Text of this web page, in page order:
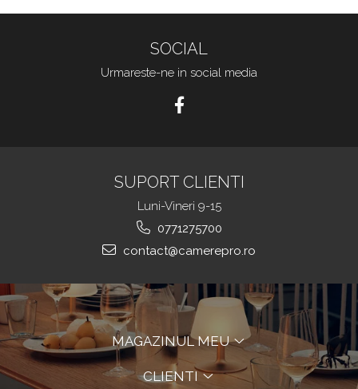
SOCIAL
Urmareste-ne in social media
SUPORT CLIENTI
Luni-Vineri 9-15
0771275700
contact@camerepro.ro
MAGAZINUL MEU
CLIENTI